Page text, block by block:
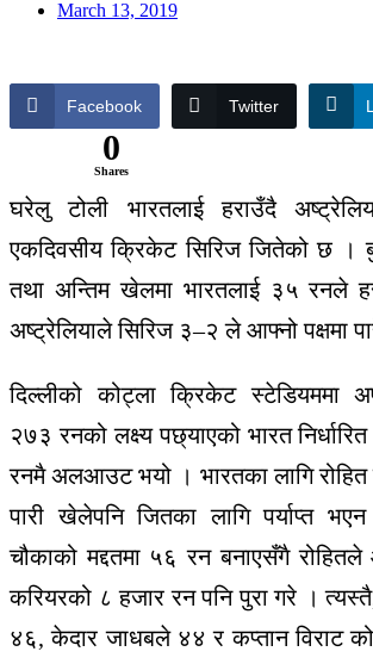
March 13, 2019
Facebook Twitter
0
Shares
घरेलु टोली भारतलाई हराउँदै
एकदिवसीय क्रिकेट सिरिज जितेको छ ।
तथा अन्तिम खेलमा भारतलाई ३५ रनले
अष्ट्रेलियाले सिरिज ३–२ ले आफ्नो पक्षमा
दिल्लीको कोट्ला क्रिकेट स्टेडियममा
२७३ रनको लक्ष्य पछ्याएको भारत
रनमै अलआउट भयो । भारतका लागि रोहित
पारी खेलेपनि जितका लागि पर्याप्त
चौकाको मद्दतमा ५६ रन बनाएसँगै
करियरको ८ हजार रन पनि पुरा गरे ।
४६, केदार जाधबले ४४ र कप्तान विराट